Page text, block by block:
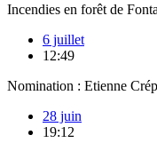
Incendies en forêt de
6 juillet
12:49
Nomination : Etienne
28 juin
19:12